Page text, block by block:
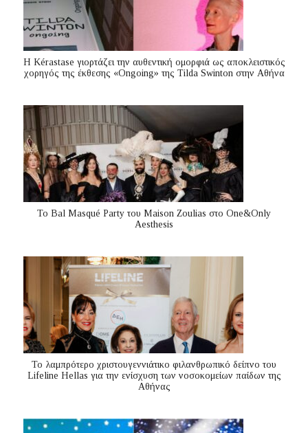
Η Kérastase γιορτάζει την αυθεντική ομορφιά ως αποκλειστικός
χορηγός της έκθεσης «Ongoing» της Tilda Swinton στην Αθήνα
Το Bal Masqué Party του Maison Zoulias στο One&Only
Aesthesis
Το λαμπρότερο χριστουγεννιάτικο φιλανθρωπικό δείπνο του
Lifeline Hellas για την ενίσχυση των νοσοκομείων παίδων της
Αθήνας